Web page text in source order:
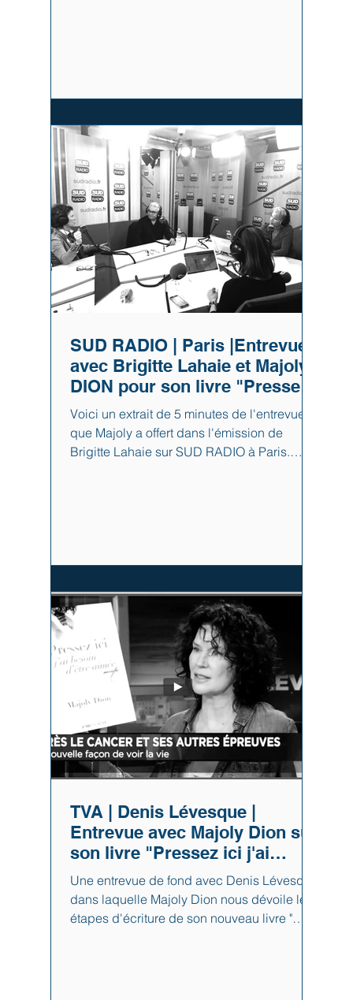
SUD RADIO | Paris |Entrevue
avec Brigitte Lahaie et Majoly
DION pour son livre "Pressez
ici j'ai besoin d'être aimée".
Avez-vous des croyances ?
Voici un extrait de 5 minutes de l'entrevue
que Majoly a offert dans l'émission de
Brigitte Lahaie sur SUD RADIO à Paris.
TVA | Denis Lévesque |
Entrevue avec Majoly Dion sur
son livre "Pressez ici j'ai
besoin d'être aimée"
Une entrevue de fond avec Denis Lévesque
dans laquelle Majoly Dion nous dévoile les
étapes d'écriture de son nouveau livre "